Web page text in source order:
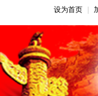
设为首页